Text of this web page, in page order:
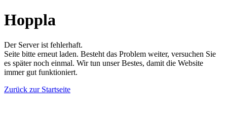
Hoppla
Der Server ist fehlerhaft.
Seite bitte erneut laden. Besteht das Problem weiter, versuchen Sie
es später noch einmal. Wir tun unser Bestes, damit die Website
immer gut funktioniert.
Zurück zur Startseite